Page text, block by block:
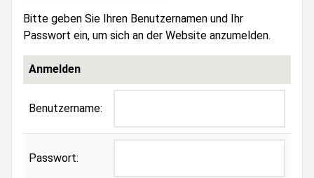
Bitte geben Sie Ihren Benutzernamen und Ihr
Passwort ein, um sich an der Website anzumelden.
Anmelden
Benutzername:
Passwort: